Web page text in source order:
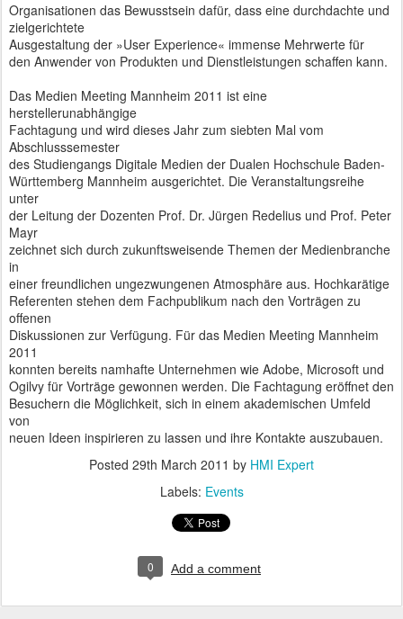
Organisationen das Bewusstsein dafür, dass eine durchdachte und
zielgerichtete
Ausgestaltung der »User Experience« immense Mehrwerte für
den Anwender von Produkten und Dienstleistungen schaffen kann.
Das Medien Meeting Mannheim 2011 ist eine
herstellerunabhängige
Fachtagung und wird dieses Jahr zum siebten Mal vom
Abschlusssemester
des Studiengangs Digitale Medien der Dualen Hochschule Baden-
Württemberg Mannheim ausgerichtet. Die Veranstaltungsreihe
unter
der Leitung der Dozenten Prof. Dr. Jürgen Redelius und Prof. Peter
Mayr
zeichnet sich durch zukunftsweisende Themen der Medienbranche
in
einer freundlichen ungezwungenen Atmosphäre aus. Hochkarätige
Referenten stehen dem Fachpublikum nach den Vorträgen zu
offenen
Diskussionen zur Verfügung. Für das Medien Meeting Mannheim
2011
konnten bereits namhafte Unternehmen wie Adobe, Microsoft und
Ogilvy für Vorträge gewonnen werden. Die Fachtagung eröffnet den
Besuchern die Möglichkeit, sich in einem akademischen Umfeld
von
neuen Ideen inspirieren zu lassen und ihre Kontakte auszubauen.
Posted 29th March 2011 by HMI Expert
Labels: Events
0 Add a comment